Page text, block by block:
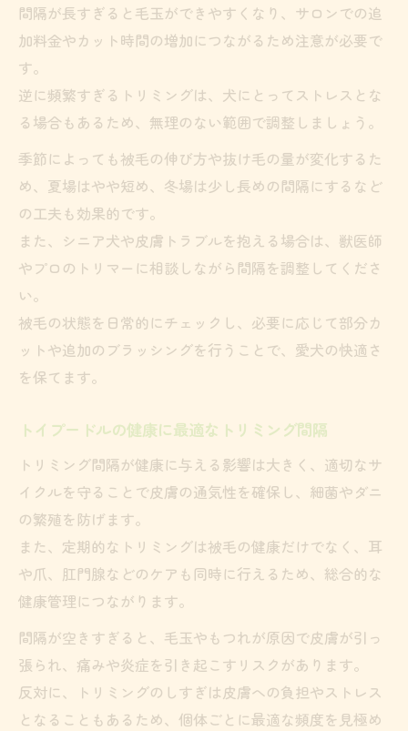
間隔が長すぎると毛玉ができやすくなり、サロンでの追
加料金やカット時間の増加につながるため注意が必要で
す。
逆に頻繁すぎるトリミングは、犬にとってストレスとな
る場合もあるため、無理のない範囲で調整しましょう。
季節によっても被毛の伸び方や抜け毛の量が変化するた
め、夏場はやや短め、冬場は少し長めの間隔にするなど
の工夫も効果的です。
また、シニア犬や皮膚トラブルを抱える場合は、獣医師
やプロのトリマーに相談しながら間隔を調整してくださ
い。
被毛の状態を日常的にチェックし、必要に応じて部分カ
ットや追加のブラッシングを行うことで、愛犬の快適さ
を保てます。
トイプードルの健康に最適なトリミング間隔
トリミング間隔が健康に与える影響は大きく、適切なサ
イクルを守ることで皮膚の通気性を確保し、細菌やダニ
の繁殖を防げます。
また、定期的なトリミングは被毛の健康だけでなく、耳
や爪、肛門腺などのケアも同時に行えるため、総合的な
健康管理につながります。
間隔が空きすぎると、毛玉やもつれが原因で皮膚が引っ
張られ、痛みや炎症を引き起こすリスクがあります。
反対に、トリミングのしすぎは皮膚への負担やストレス
となることもあるため、個体ごとに最適な頻度を見極め